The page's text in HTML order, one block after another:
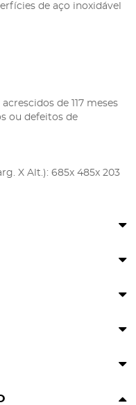
de aço inoxidável
de 117 meses
ou defeitos de
X Alt.): 685x 485x 203